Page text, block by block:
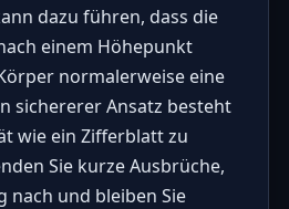
dazu führen, dass die
einem Höhepunkt
normalerweise eine
sichererer Ansatz besteht
wie ein Zifferblatt zu
Sie kurze Ausbrüche,
nach und bleiben Sie